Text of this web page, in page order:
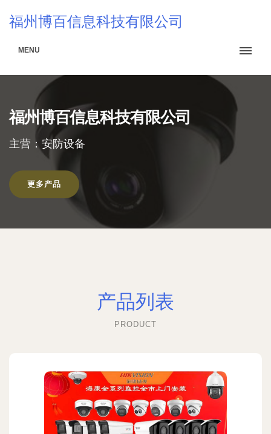
福州博百信息科技有限公司
MENU
福州博百信息科技有限公司
主营：安防设备
更多产品
产品列表
PRODUCT